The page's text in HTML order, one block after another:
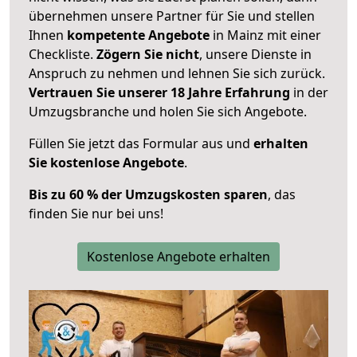
übernehmen unsere Partner für Sie und stellen
Ihnen kompetente Angebote in Mainz mit einer
Checkliste. Zögern Sie nicht, unsere Dienste in
Anspruch zu nehmen und lehnen Sie sich zurück.
Vertrauen Sie unserer 18 Jahre Erfahrung in der
Umzugsbranche und holen Sie sich Angebote.
Füllen Sie jetzt das Formular aus und erhalten
Sie kostenlose Angebote.
Bis zu 60 % der Umzugskosten sparen, das
finden Sie nur bei uns!
Kostenlose Angebote erhalten